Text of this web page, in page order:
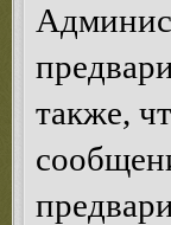
также,